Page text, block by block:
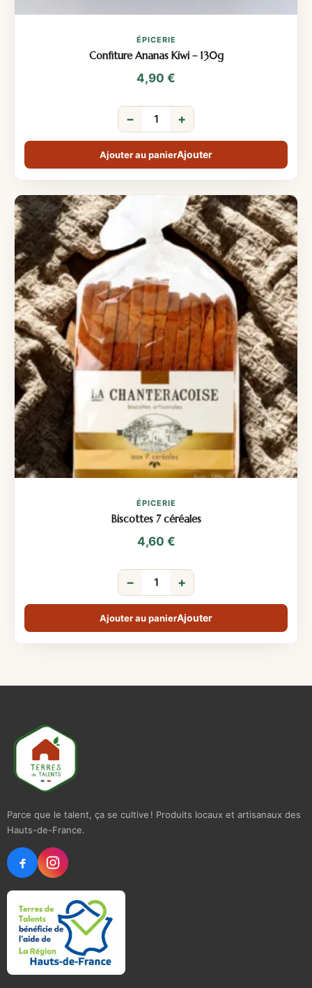
ÉPICERIE
Confiture Ananas Kiwi – 130g
4,90 €
− +
Ajouter au panier
ÉPICERIE
Biscottes 7 céréales
4,60 €
− +
Ajouter au panier
Parce que le talent, ça se cultive ! Produits locaux et artisanaux des
Hauts-de-France.